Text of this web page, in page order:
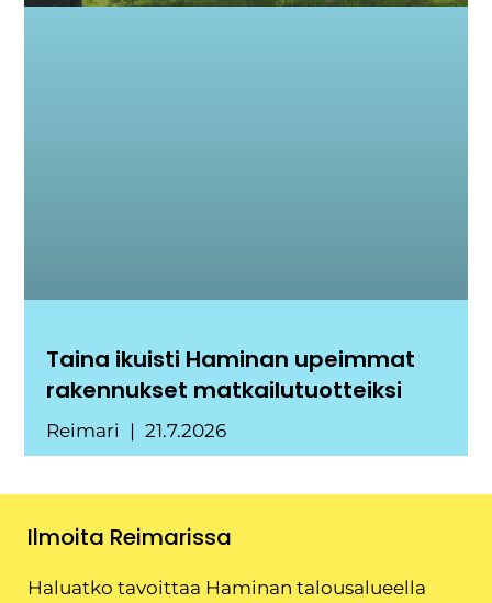
Taina ikuisti Haminan upeimmat
rakennukset matkailutuotteiksi
Reimari 21.7.2026
Ilmoita Reimarissa
Haluatko tavoittaa Haminan talousalueella